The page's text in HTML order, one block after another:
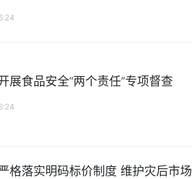
展食品安全“两个责任”专项督查
格落实明码标价制度 维护灾后市场